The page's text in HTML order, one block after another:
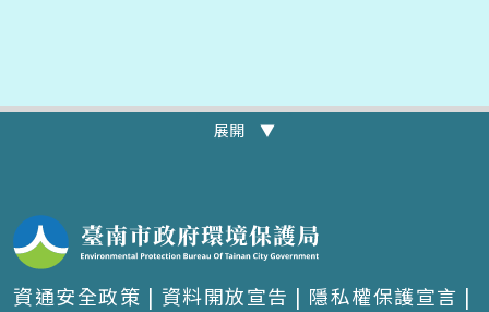
展開 ▼
資通安全政策 | 資料開放宣告 | 隱私權保護宣言 |